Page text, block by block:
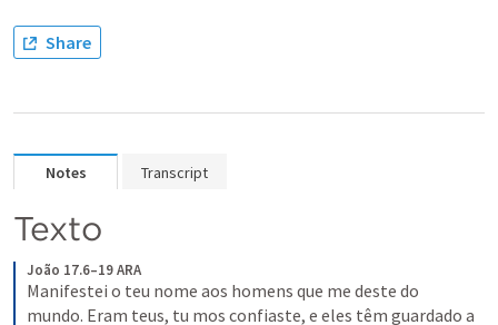
Share
Notes Transcript
Texto
João 17.6–19 ARA
Manifestei o teu nome aos homens que me deste do
mundo. Eram teus, tu mos confiaste, e eles têm guardado a